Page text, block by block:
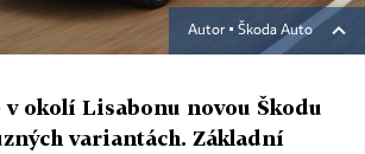
Autor ▪ Škoda Auto
v okolí Lisabonu novou Škodu
variantách. Základní